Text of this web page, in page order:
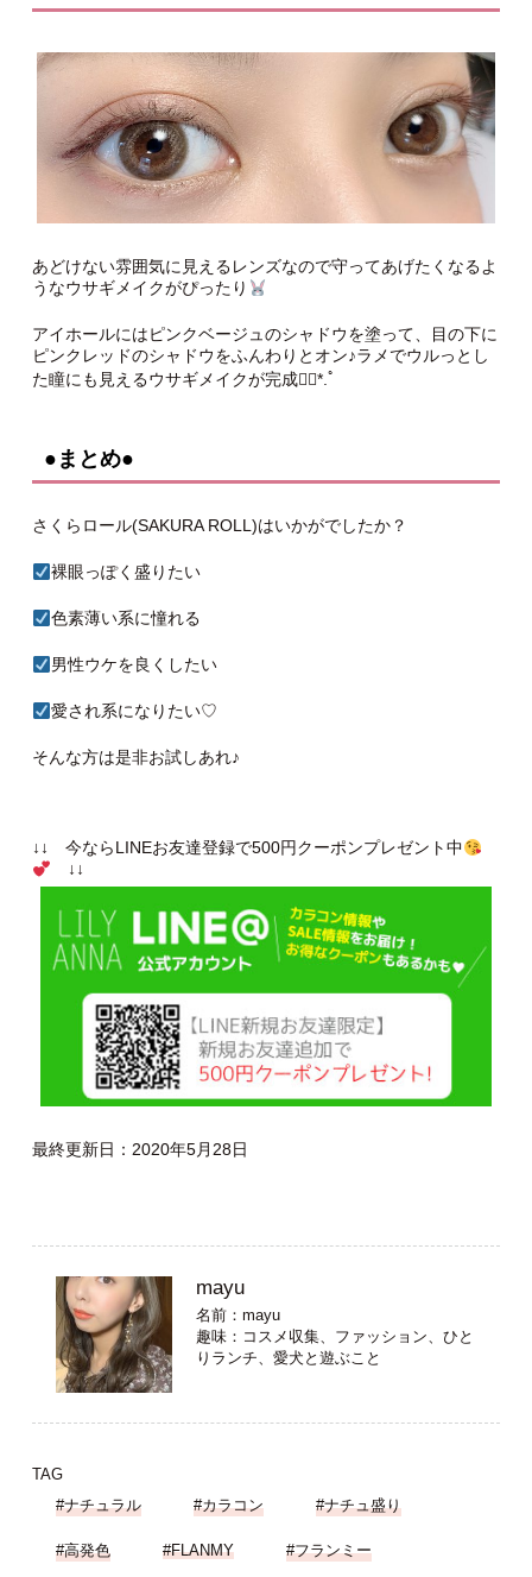
あどけない雰囲気に見えるレンズなので守ってあげたくなるよ
うなウサギメイクがぴったり
アイホールにはピンクベージュのシャドウを塗って、目の下に
ピンクレッドのシャドウをふんわりとオン♪ラメでウルっとし
た瞳にも見えるウサギメイクが完成❁⃘*.ﾟ
●まとめ●
さくらロール(SAKURA ROLL)はいかがでしたか？
裸眼っぽく盛りたい
色素薄い系に憧れる
男性ウケを良くしたい
愛され系になりたい♡
そんな方は是非お試しあれ♪
↓↓ 今ならLINEお友達登録で500円クーポンプレゼント中
↓↓
最終更新日：2020年5月28日
mayu
名前：mayu
趣味：コスメ収集、ファッション、ひと
りランチ、愛犬と遊ぶこと
TAG
#ナチュラル
#カラコン #ナチュ盛り
#高発色 #FLANMY #フランミー